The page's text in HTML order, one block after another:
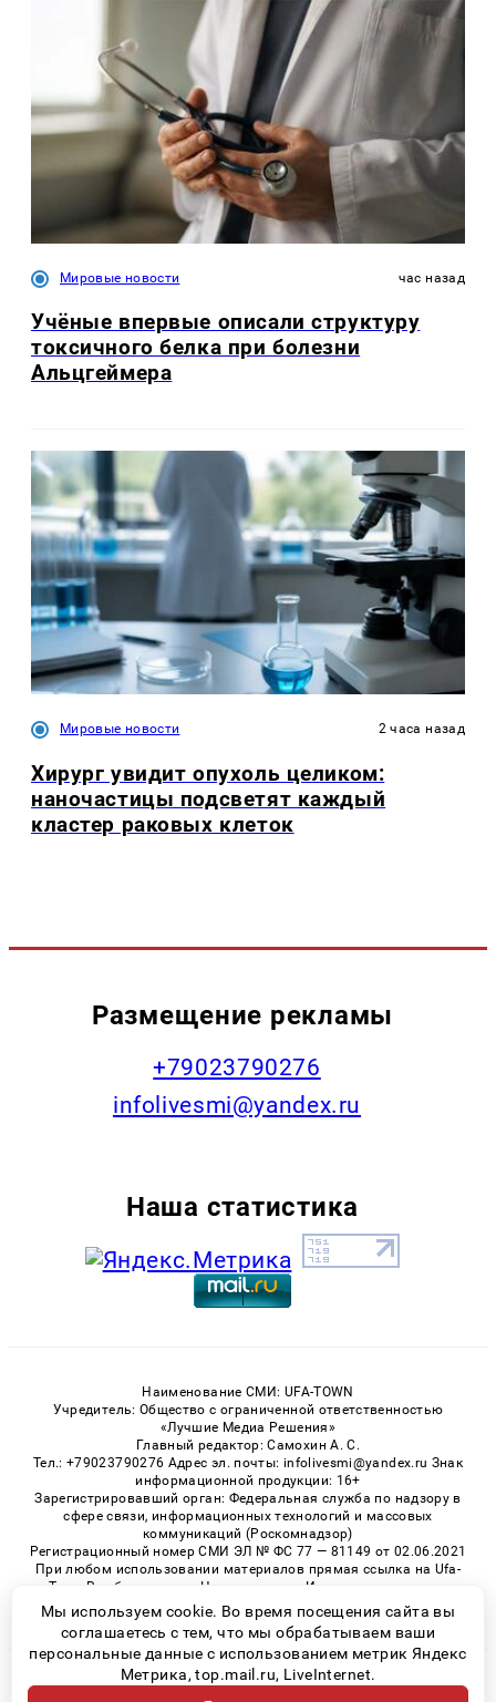
Мировые новости час назад
Учёные впервые описали структуру
токсичного белка при болезни
Альцгеймера
Мировые новости 2 часа назад
Хирург увидит опухоль целиком:
наночастицы подсветят каждый
кластер раковых клеток
Размещение рекламы
+79023790276
infolivesmi@yandex.ru
Наша статистика
Наименование СМИ: UFA-TOWN
Учредитель: Общество с ограниченной ответственностью
«Лучшие Медиа Решения»
Главный редактор: Самохин А. С.
Тел.: +79023790276 Адрес эл. почты: infolivesmi@yandex.ru Знак
информационной продукции: 16+
Зарегистрировавший орган: Федеральная служба по надзору в
сфере связи, информационных технологий и массовых
коммуникаций (Роскомнадзор)
Регистрационный номер СМИ ЭЛ № ФС 77 — 81149 от 02.06.2021
При любом использовании материалов прямая ссылка на Ufa-
Town.Ru обязательна. Цитирование в Интернете возможно
только при наличии письменного разрешения.
© 2026 «Ufa-Town» | Все права защищены
Мы используем cookie. Во время посещения сайта вы
соглашаетесь с тем, что мы обрабатываем ваши
персональные данные с использованием метрик Яндекс
Метрика, top.mail.ru, LiveInternet.